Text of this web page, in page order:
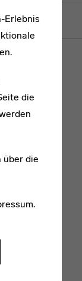
Erlebnis
die
über die
.